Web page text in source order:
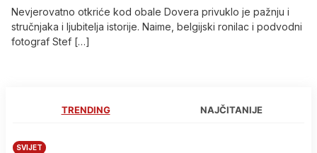
Nevjerovatno otkriće kod obale Dovera privuklo je pažnju i
stručnjaka i ljubitelja istorije. Naime, belgijski ronilac i podvodni
fotograf Stef […]
TRENDING NAJČITANIJE
SVIJET